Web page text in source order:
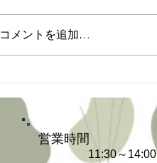
用！
コメントを追加…
営業時間
11:30～14:00